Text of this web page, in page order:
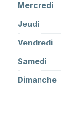
Mercredi
Jeudi
Vendredi
Samedi
Dimanche